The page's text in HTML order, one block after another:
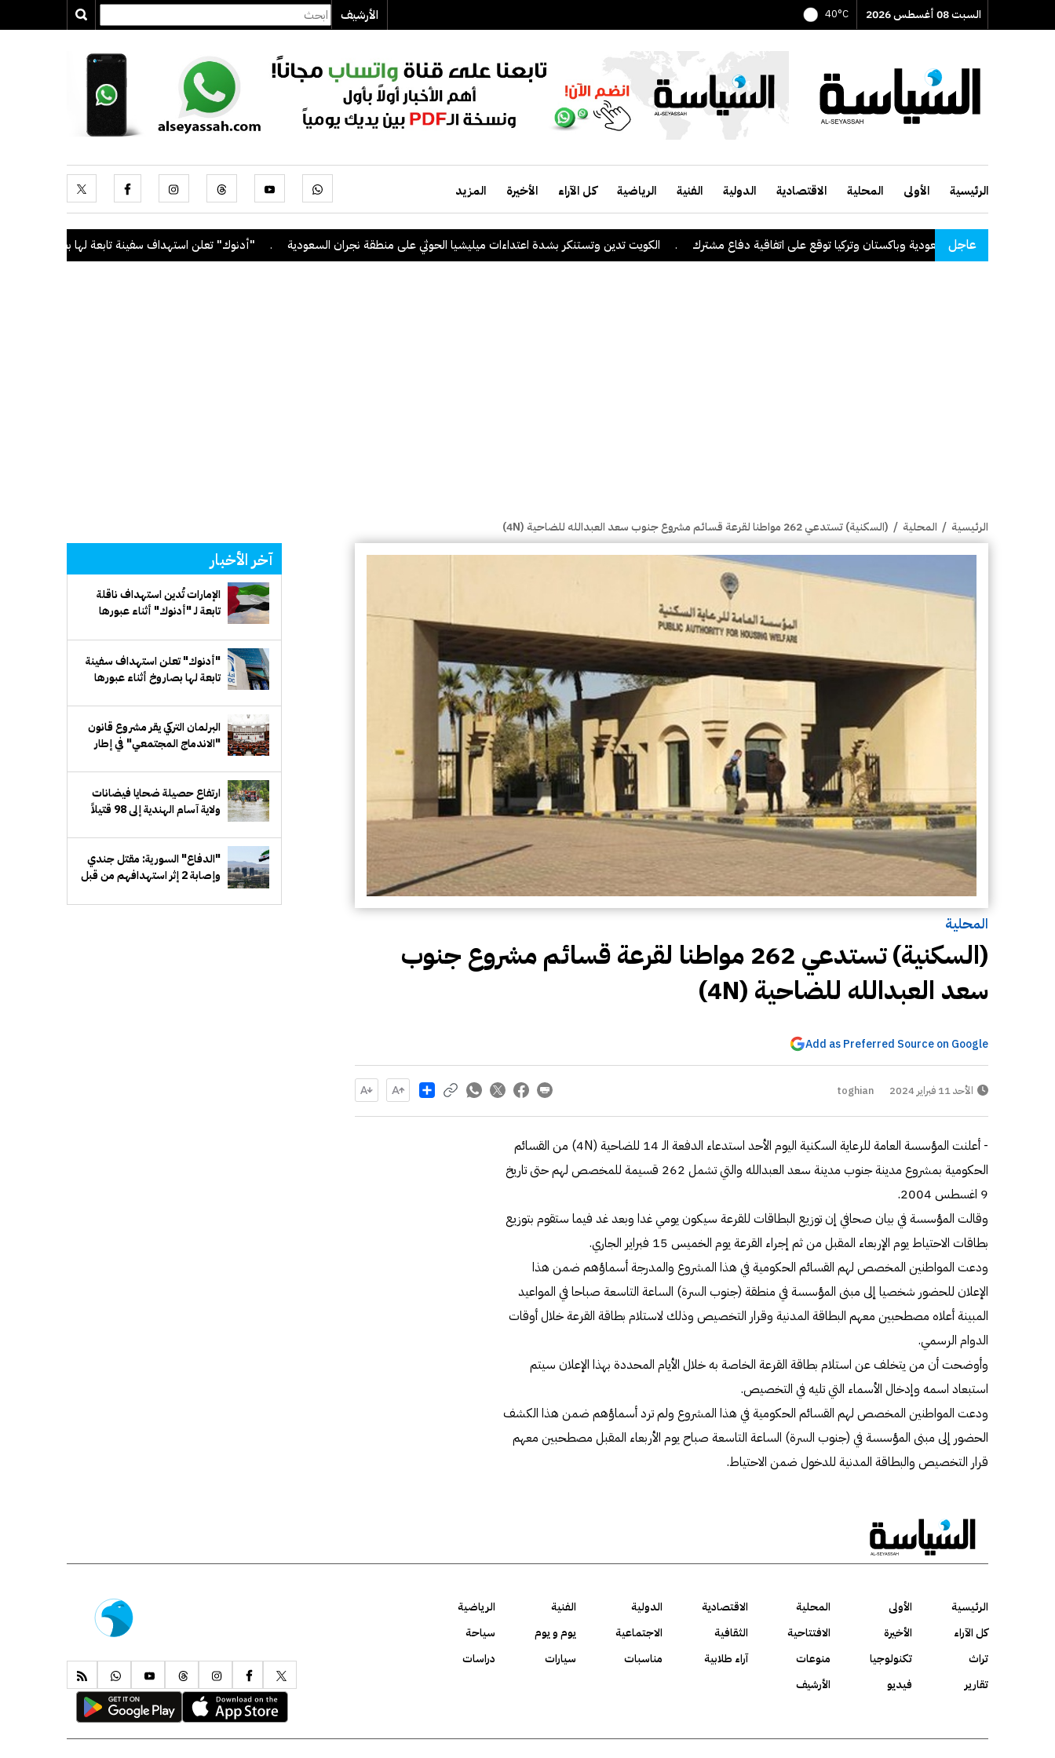
السبت 08 أغسطس 2026 40°C الأرشيف
الرئيسية الأولى المحلية الاقتصادية الدولية الفنية الرياضية كل الآراء الأخيرة المزيد
عاجل
السعودية وباكستان وتركيا توقع على اتفاقية دفاع مشترك الكويت تدين وتستنكر بشدة اعتداءات ميليشيا الحوثي على منطقة نجران السعودية . "أدنوك" تعلن استهداف سفينة تابعة لها بصاروخ أثناء عبورها
الرئيسية / المحلية / (السكنية) تستدعي 262 مواطنا لقرعة قسائم مشروع جنوب سعد العبدالله للضاحية (4N)
المحلية
(السكنية) تستدعي 262 مواطنا لقرعة قسائم مشروع جنوب
سعد العبدالله للضاحية (4N)
Add as Preferred Source on Google
الأحد 11 فبراير 2024 toghian
Share
- أعلنت المؤسسة العامة للرعاية السكنية اليوم الأحد استدعاء الدفعة الـ 14 للضاحية (4N) من القسائم
الحكومية بمشروع مدينة جنوب مدينة سعد العبدالله والتي تشمل 262 قسيمة للمخصص لهم حتى تاريخ
9 اغسطس 2004.
وقالت المؤسسة في بيان صحافي إن توزيع البطاقات للقرعة سيكون يومي غدا وبعد غد فيما ستقوم بتوزيع
بطاقات الاحتياط يوم الإربعاء المقبل من ثم إجراء القرعة يوم الخميس 15 فبراير الجاري.
ودعت المواطنين المخصص لهم القسائم الحكومية في هذا المشروع والمدرجة أسماؤهم ضمن هذا
الإعلان للحضور شخصيا إلى مبنى المؤسسة في منطقة (جنوب السرة) الساعة التاسعة صباحا في المواعيد
المبينة أعلاه مصطحبين معهم البطاقة المدنية وقرار التخصيص وذلك لاستلام بطاقة القرعة خلال أوقات
الدوام الرسمي.
وأوضحت أن من يتخلف عن استلام بطاقة القرعة الخاصة به خلال الأيام المحددة بهذا الإعلان سيتم
استبعاد اسمه وإدخال الأسماء التي تليه في التخصيص.
ودعت المواطنين المخصص لهم القسائم الحكومية في هذا المشروع ولم ترد أسماؤهم ضمن هذا الكشف
الحضور إلى مبنى المؤسسة في (جنوب السرة) الساعة التاسعة صباح يوم الأربعاء المقبل مصطحبين معهم
قرار التخصيص والبطاقة المدنية للدخول ضمن الاحتياط.
آخر الأخبار
الإمارات تُدين استهداف ناقلة
تابعة لـ "أدنوك" أثناء عبورها
"أدنوك" تعلن استهداف سفينة
تابعة لها بصاروخ أثناء عبورها
البرلمان التركي يقر مشروع قانون
"الاندماج المجتمعي" في إطار
ارتفاع حصيلة ضحايا فيضانات
ولاية آسام الهندية إلى 98 قتيلاً
"الدفاع" السورية: مقتل جندي
وإصابة 2 إثر استهدافهم من قبل
الرئيسية الأولى المحلية الاقتصادية الدولية الفنية
الرياضية
كل الآراء
الأخيرة الافتتاحية الثقافية الاجتماعية يوم و يوم
سياحة
تراث
تكنولوجيا منوعات آراء طلابية مناسبات سيارات
دراسات
تقارير
فيديو الأرشيف